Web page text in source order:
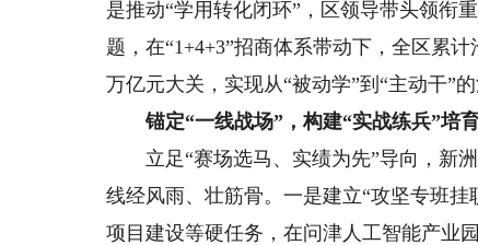
是推动“学用转化闭环”，区领导带头领衔
题，在“1+4+3”招商体系带动下，全区累
万亿元大关，实现从“被动学”到“主动干”的
锚定“一线战场”，构建“实战练兵”培
立足“赛场选马、实绩为先”导向，新洲
线经风雨、壮筋骨。一是建立“攻坚专班挂
项目建设等硬任务，在问津人工智能产业